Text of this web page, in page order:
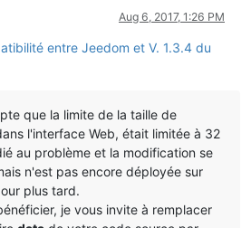
Aug 6, 2017, 1:26 PM
entre Jeedom et V. 1.3.4 du
que la limite de la taille de
l'interface Web, était limitée à 32
au problème et la modification se
n'est pas encore déployée sur
plus tard.
je vous invite à remplacer